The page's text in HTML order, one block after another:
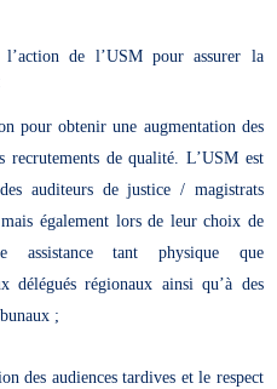
de l’USM pour assurer la
pour obtenir une augmentation des
recrutements de qualité. L’USM est
auditeurs de justice / magistrats
également lors de leur choix de
tant physique que
délégués régionaux ainsi qu’à des
;
des audiences tardives et le respect